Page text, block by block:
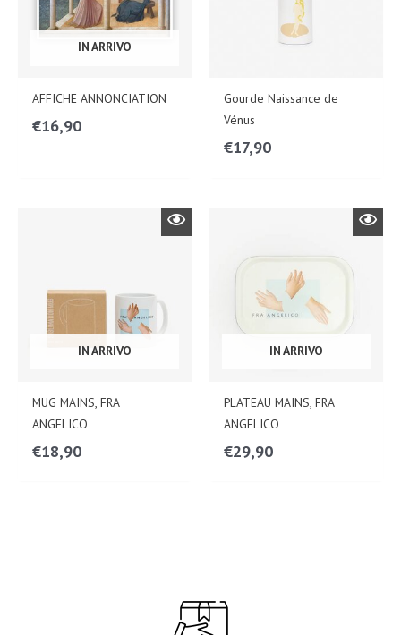
IN ARRIVO
AFFICHE ANNONCIATION
€16,90
Gourde Naissance de
Vénus
€17,90
IN ARRIVO
MUG MAINS, FRA
ANGELICO
€18,90
IN ARRIVO
PLATEAU MAINS, FRA
ANGELICO
€29,90